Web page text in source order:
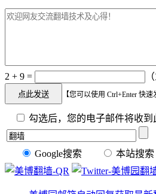
2 + 9 =
【您可以使用 Ctrl+Enter 快速
勾选后，您的电子邮件将收到
Google搜索 本站搜索